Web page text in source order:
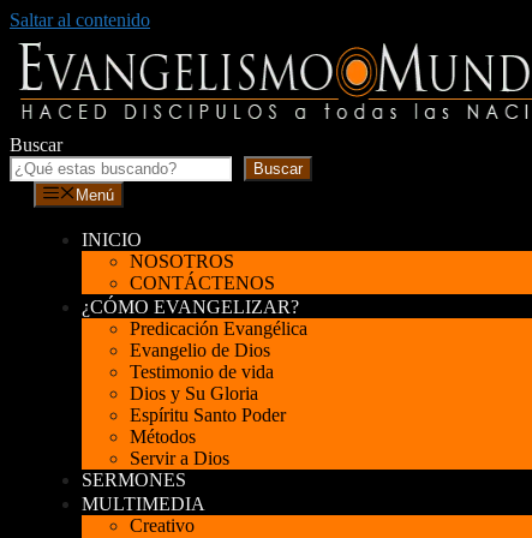
Saltar al contenido
Buscar
Buscar
Menú
INICIO
NOSOTROS
CONTÁCTENOS
¿CÓMO EVANGELIZAR?
Predicación Evangélica
Evangelio de Dios
Testimonio de vida
Dios y Su Gloria
Espíritu Santo Poder
Métodos
Servir a Dios
SERMONES
MULTIMEDIA
Creativo